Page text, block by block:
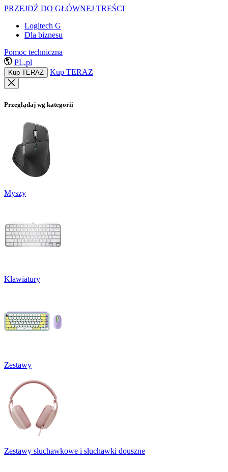
PRZEJDŹ DO GŁÓWNEJ TREŚCI
Logitech G
Dla biznesu
Pomoc techniczna
PL,pl
Kup TERAZ Kup TERAZ
Przeglądaj wg kategorii
Myszy
Klawiatury
Zestawy
Zestawy słuchawkowe i słuchawki douszne